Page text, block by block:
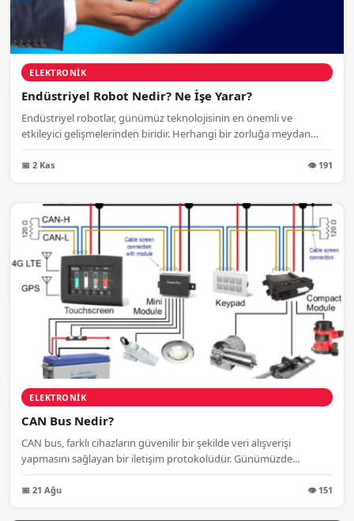
ELEKTRONIK
Endüstriyel Robot Nedir? Ne İşe Yarar?
Endüstriyel robotlar, günümüz teknolojisinin en önemli ve
etkileyici gelişmelerinden biridir. Herhangi bir zorluğa meydan
📅 2 Kas 👁 191
ELEKTRONIK
CAN Bus Nedir?
CAN bus, farklı cihazların güvenilir bir şekilde veri alışverişi
yapmasını sağlayan bir iletişim protokolüdür. Günümüzde...
📅 21 Ağu 👁 151